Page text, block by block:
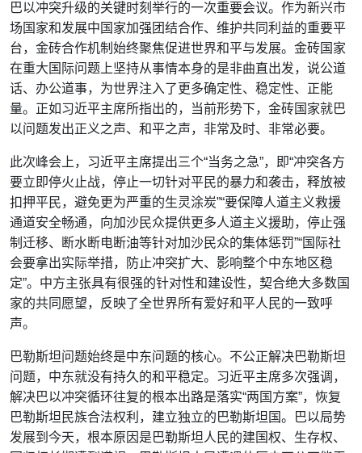
巴以冲突升级的关键时刻举行的一次重要会议。作为新兴市
场国家和发展中国家加强团结合作、维护共同利益的重要平
台，金砖合作机制始终聚焦促进世界和平与发展。金砖国家
在重大国际问题上坚持从事情本身的是非曲直出发，说公道
话、办公道事，为世界注入了更多确定性、稳定性、正能
量。正如习近平主席所指出的，当前形势下，金砖国家就巴
以问题发出正义之声、和平之声，非常及时、非常必要。
此次峰会上，习近平主席提出三个“当务之急”，即“冲突各方
要立即停火止战，停止一切针对平民的暴力和袭击，释放被
扣押平民，避免更为严重的生灵涂炭”“要保障人道主义救援
通道安全畅通，向加沙民众提供更多人道主义援助，停止强
制迁移、断水断电断油等针对加沙民众的集体惩罚”“国际社
会要拿出实际举措，防止冲突扩大、影响整个中东地区稳
定”。中方主张具有很强的针对性和建设性，契合绝大多数国
家的共同愿望，反映了全世界所有爱好和平人民的一致呼
声。
巴勒斯坦问题始终是中东问题的核心。不公正解决巴勒斯坦
问题，中东就没有持久的和平稳定。习近平主席多次强调，
解决巴以冲突循环往复的根本出路是落实“两国方案”，恢复
巴勒斯坦民族合法权利，建立独立的巴勒斯坦国。巴以局势
发展到今天，根本原因是巴勒斯坦人民的建国权、生存权、